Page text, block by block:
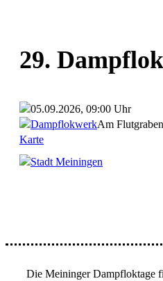
29.
05.09.2026, 09:00 Uhr
DampflokwerkAm
Karte
Stadt Meiningen
Die Meininger Dampfloktage